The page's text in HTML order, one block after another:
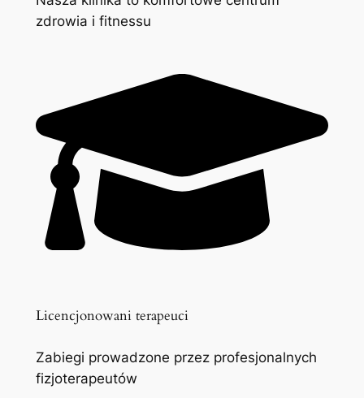
zdrowia i fitnessu
Licencjonowani terapeuci
Zabiegi prowadzone przez profesjonalnych
fizjoterapeutów